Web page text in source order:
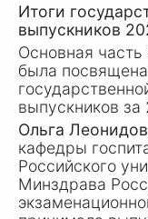
Итоги
выпускников
Основная часть
была
выпускников
Ольга
кафедры
Российского
Минздрава